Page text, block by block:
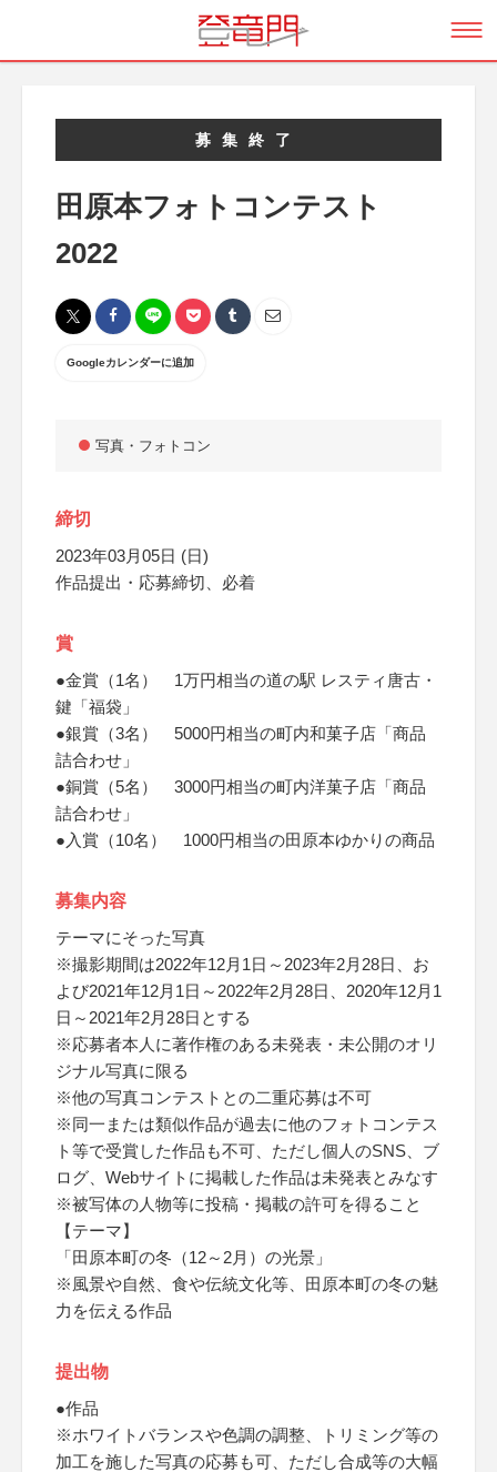
募集終了
田原本フォトコンテスト
2022
Googleカレンダーに追加
写真・フォトコン
締切
2023年03月05日 (日)
作品提出・応募締切、必着
賞
●金賞（1名） 1万円相当の道の駅 レスティ唐古・
鍵「福袋」
●銀賞（3名） 5000円相当の町内和菓子店「商品
詰合わせ」
●銅賞（5名） 3000円相当の町内洋菓子店「商品
詰合わせ」
●入賞（10名） 1000円相当の田原本ゆかりの商品
募集内容
テーマにそった写真
※撮影期間は2022年12月1日～2023年2月28日、お
よび2021年12月1日～2022年2月28日、2020年12月1
日～2021年2月28日とする
※応募者本人に著作権のある未発表・未公開のオリ
ジナル写真に限る
※他の写真コンテストとの二重応募は不可
※同一または類似作品が過去に他のフォトコンテス
ト等で受賞した作品も不可、ただし個人のSNS、ブ
ログ、Webサイトに掲載した作品は未発表とみなす
※被写体の人物等に投稿・掲載の許可を得ること
【テーマ】
「田原本町の冬（12～2月）の光景」
※風景や自然、食や伝統文化等、田原本町の冬の魅
力を伝える作品
提出物
●作品
※ホワイトバランスや色調の調整、トリミング等の
加工を施した写真の応募も可、ただし合成等の大幅